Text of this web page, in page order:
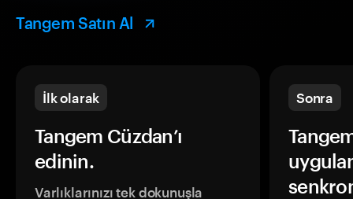
Tangem Satın Al
İlk olarak
Tangem Cüzdan’ı
edinin.
Varlıklarınızı tek dokunuşla
Sonra